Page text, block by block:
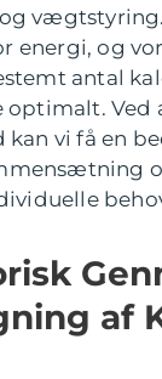
vægtstyring.
energi, og
antal
optimalt. Ved
kan vi få en
af